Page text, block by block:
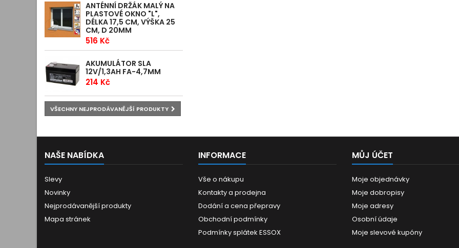
ANTÉNNÍ DRŽÁK MALÝ NA
PLASTOVÉ OKNO "L",
DÉLKA 17,5 CM, VÝŠKA 25
CM, D 20MM
516 Kč
AKUMULÁTOR SLA
12V/1,3AH FA-4,7MM
214 Kč
VŠECHNY NEJPRODÁVANĚJŠÍ PRODUKTY
NAŠE NABÍDKA
Slevy
Novinky
Nejprodávanější produkty
Mapa stránek
INFORMACE
Vše o nákupu
Kontakty a prodejna
Dodání a cena přepravy
Obchodní podmínky
Podmínky splátek ESSOX
MŮJ ÚČET
Moje objednávky
Moje dobropisy
Moje adresy
Osobní údaje
Moje slevové kupóny